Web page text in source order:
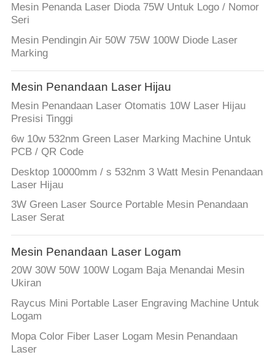
Mesin Penanda Laser Dioda 75W Untuk Logo / Nomor
Seri
Mesin Pendingin Air 50W 75W 100W Diode Laser
Marking
Mesin Penandaan Laser Hijau
Mesin Penandaan Laser Otomatis 10W Laser Hijau
Presisi Tinggi
6w 10w 532nm Green Laser Marking Machine Untuk
PCB / QR Code
Desktop 10000mm / s 532nm 3 Watt Mesin Penandaan
Laser Hijau
3W Green Laser Source Portable Mesin Penandaan
Laser Serat
Mesin Penandaan Laser Logam
20W 30W 50W 100W Logam Baja Menandai Mesin
Ukiran
Raycus Mini Portable Laser Engraving Machine Untuk
Logam
Mopa Color Fiber Laser Logam Mesin Penandaan
Laser